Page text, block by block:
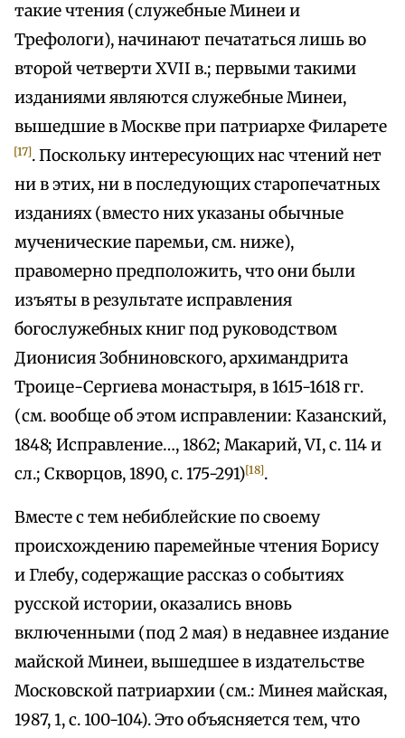
такие чтения (служебные Минеи и
Трефологи), начинают печататься лишь во
второй четверти XVII в.; первыми такими
изданиями являются служебные Минеи,
вышедшие в Москве при патриархе Филарете
[17]. Поскольку интересующих нас чтений нет
ни в этих, ни в последующих старопечатных
изданиях (вместо них указаны обычные
мученические паремьи, см. ниже),
правомерно предположить, что они были
изъяты в результате исправления
богослужебных книг под руководством
Дионисия Зобниновского, архимандрита
Троице-Сергиева монастыря, в 1615-1618 гг.
(см. вообще об этом исправлении: Казанский,
1848; Исправление…, 1862; Макарий, VI, с. 114 и
сл.; Скворцов, 1890, с. 175-291)[18].
Вместе с тем небиблейские по своему
происхождению паремейные чтения Борису
и Глебу, содержащие рассказ о событиях
русской истории, оказались вновь
включенными (под 2 мая) в недавнее издание
майской Минеи, вышедшее в издательстве
Московской патриархии (см.: Минея майская,
1987, 1, с. 100-104). Это объясняется тем, что